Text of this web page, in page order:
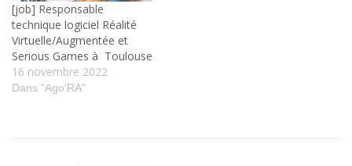
[job] Responsable
technique logiciel Réalité
Virtuelle/Augmentée et
Serious Games à Toulouse
16 novembre 2022
Dans "Ago’RA"